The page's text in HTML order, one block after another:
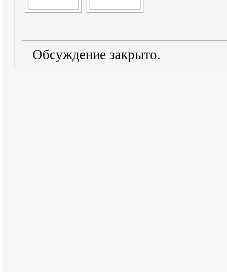
Обсуждение закрыто.